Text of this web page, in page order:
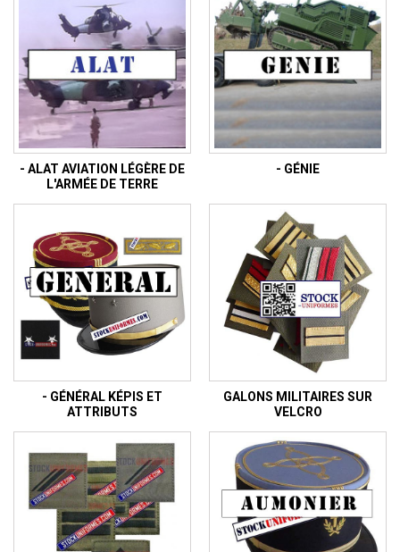
- ALAT AVIATION LÉGÈRE DE
L'ARMÉE DE TERRE
- GÉNIE
- GÉNÉRAL KÉPIS ET
ATTRIBUTS
GALONS MILITAIRES SUR
VELCRO